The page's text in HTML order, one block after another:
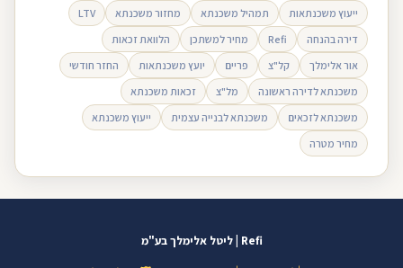
ייעוץ משכנתאות תמהיל משכנתא מחזור משכנתא
LTV
דירה בהנחה
Refi מחיר למשתכן
הלוואת זכאות
אור אלימלך
קל"צ פריים יועץ משכנתאות
החזר חודשי
משכנתא לדירה ראשונה
מל"צ
זכאות משכנתא
משכנתא לזכאים
משכנתא לבנייה עצמית
ייעוץ משכנתא
מחיר מטרה
Refi | ליטל אלימלך בע"מ